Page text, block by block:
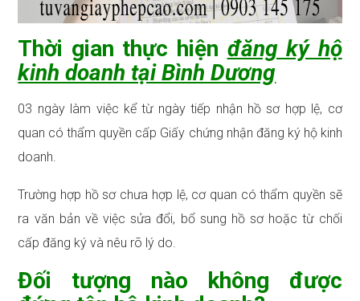
Thời gian thực hiện đăng ký hộ
kinh doanh tại Bình Dương
03 ngày làm việc kể từ ngày tiếp nhận hồ sơ hợp lệ, cơ
quan có thẩm quyền cấp Giấy chứng nhận đăng ký hộ kinh
doanh.
Trường hợp hồ sơ chưa hợp lệ, cơ quan có thẩm quyền sẽ
ra văn bản về việc sửa đổi, bổ sung hồ sơ hoặc từ chối
cấp đăng ký và nêu rõ lý do.
Đối tượng nào không được